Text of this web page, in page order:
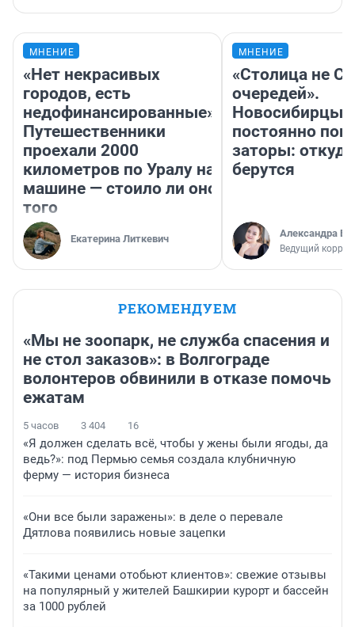
МНЕНИЕ
«Нет некрасивых
городов, есть
недофинансированные».
Путешественники
проехали 2000
километров по Уралу на
машине — стоило ли оно
того
Екатерина Литкевич
МНЕНИЕ
«Столица не
очередей».
Новосибирцы
постоянно
заторы:
берутся
Александра
Ведущий
РЕКОМЕНДУЕМ
«Мы не зоопарк, не служба спасения и
не стол заказов»: в Волгограде
волонтеров обвинили в отказе помочь
ежатам
5 часов 3 404 16
«Я должен сделать всё, чтобы у жены были ягоды, да
ведь?»: под Пермью семья создала клубничную
ферму — история бизнеса
«Они все были заражены»: в деле о перевале
Дятлова появились новые зацепки
«Такими ценами отобьют клиентов»: свежие отзывы
на популярный у жителей Башкирии курорт и бассейн
за 1000 рублей